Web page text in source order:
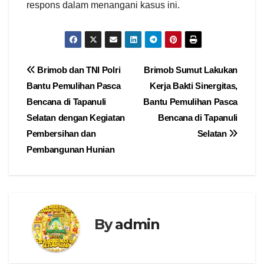
respons dalam menangani kasus ini.
Navigasi
pos
Brimob Sumut Lakukan
Kerja Bakti Sinergitas,
Bantu Pemulihan Pasca
Bencana di Tapanuli
Selatan
Brimob dan TNI Polri
Bantu Pemulihan Pasca
Bencana di Tapanuli
Selatan dengan Kegiatan
Pembersihan dan
Pembangunan Hunian
Byadmin